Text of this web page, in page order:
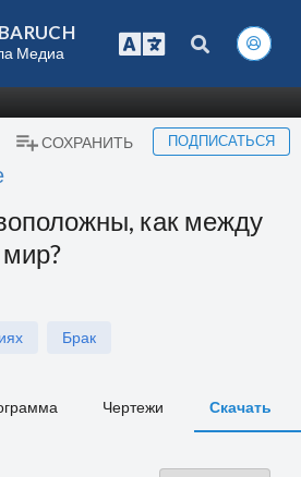
Медиа
СОХРАНИТЬ ПОДПИСАТЬСЯ
как между
Брак
Чертежи Скачать